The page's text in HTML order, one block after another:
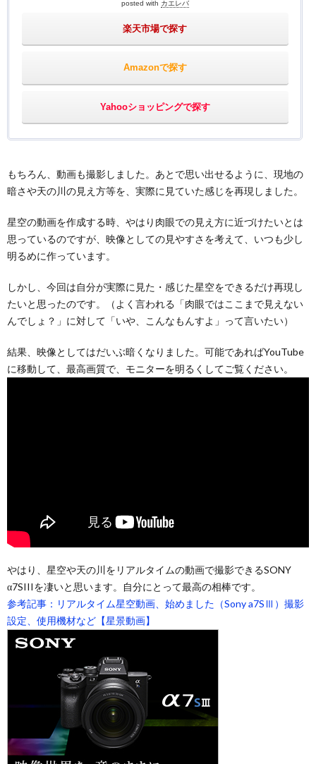
posted with カエレバ
楽天市場で探す
Amazonで探す
Yahooショッピングで探す
もちろん、動画も撮影しました。あとで思い出せるように、現地の
暗さや天の川の見え方等を、実際に見ていた感じを再現しました。
星空の動画を作成する時、やはり肉眼での見え方に近づけたいとは
思っているのですが、映像としての見やすさを考えて、いつも少し
明るめに作っています。
しかし、今回は自分が実際に見た・感じた星空をできるだけ再現し
たいと思ったのです。（よく言われる「肉眼ではここまで見えない
んでしょ？」に対して「いや、こんなもんすよ」って言いたい）
結果、映像としてはだいぶ暗くなりました。可能であればYouTube
に移動して、最高画質で、モニターを明るくしてご覧ください。
やはり、星空や天の川をリアルタイムの動画で撮影できるSONY
α7SIIIを凄いと思います。自分にとって最高の相棒です。
参考記事：リアルタイム星空動画、始めました（Sony a7SⅢ）撮影
設定、使用機材など【星景動画】